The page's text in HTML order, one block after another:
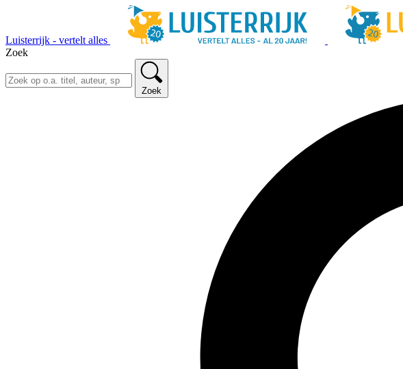
Luisterrijk - vertelt alles
Zoek
Zoek